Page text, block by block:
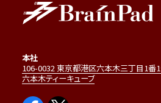
本社
106-0032 東京都港区六本木三丁目1番
六本木ティーキューブ